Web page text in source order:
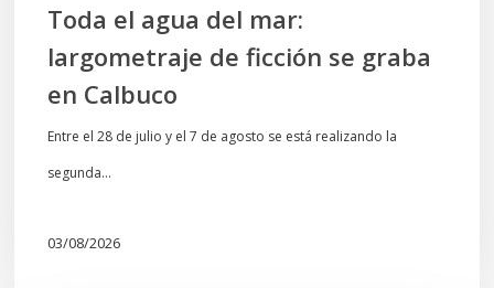
Toda el agua del mar:
largometraje de ficción se graba
en Calbuco
Entre el 28 de julio y el 7 de agosto se está realizando la
segunda…
03/08/2026